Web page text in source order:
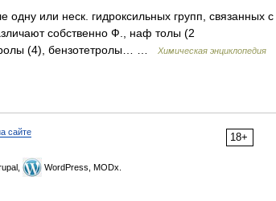
или неск. гидроксильных групп, связанных с
собственно Ф., наф толы (2
(4), бензотетролы… …
Химическая энциклопедия
18+
сайте
WordPress, MODx.